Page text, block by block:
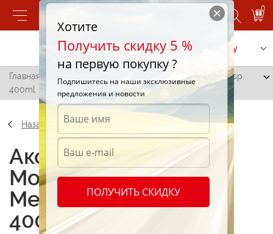
0
Позвонить Заказать услугу
Главная /
Краска Motip 55260 Silver Metallic autolack sp.
400ml
Назад
Аксессуары Краска
Motip 55260 Silver
Metallic autolack sp.
400ml
Хотите
Получить скидку 5 %
на первую покупку ?
Подпишитесь на наши эксклюзивные
предложения и новости
ПОЛУЧИТЬ СКИДКУ